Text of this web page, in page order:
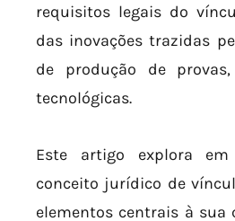
requisitos legais do
das inovações trazidas
de produção de
tecnológicas.
Este artigo explora
conceito jurídico de
elementos centrais à sua